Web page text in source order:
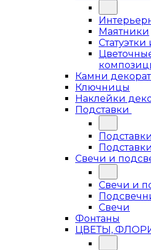
Маятники
Камни
Ключницы
Наклейки
Подставки
Подставки
Свечи и
Свечи и
Свечи
Фонтаны
ЦВЕТЫ,